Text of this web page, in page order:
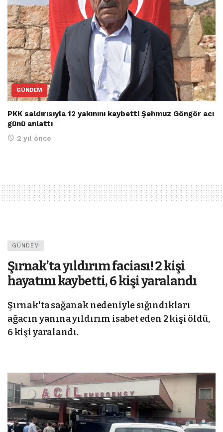
GÜNDEM
PKK saldırısıyla 12 yakınını kaybetti Şehmuz Göngör acı
günü anlattı
2 yıl önce
GÜNDEM
Şırnak’ta yıldırım faciası! 2 kişi
hayatını kaybetti, 6 kişi yaralandı
Şırnak'ta sağanak nedeniyle sığındıkları
ağacın yanına yıldırım isabet eden 2 kişi öldü,
6 kişi yaralandı.